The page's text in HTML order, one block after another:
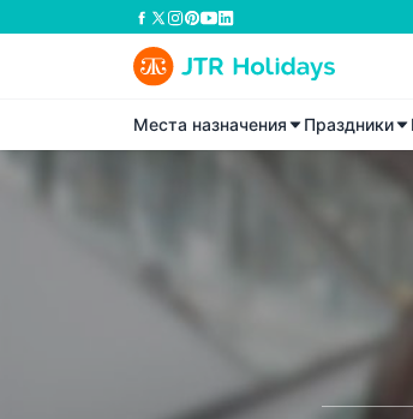
Места назначения Праздники